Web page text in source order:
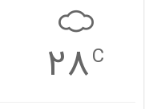
28C